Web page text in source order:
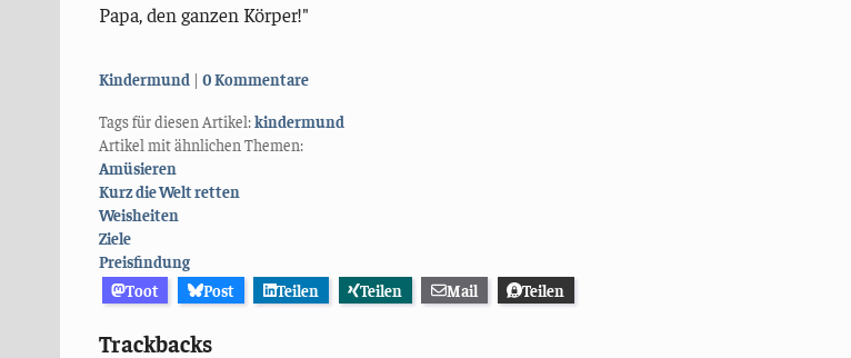
Papa, den ganzen Körper!"
Kategorien:
Kindermund 0 Kommentare
Tags für diesen Artikel:kindermund
Artikel mit ähnlichen Themen:
Amüsieren
Kurz die Welt retten
Weisheiten
Ziele
Preisfindung
Toot
Post Teilen Teilen Mail Teilen
Trackbacks